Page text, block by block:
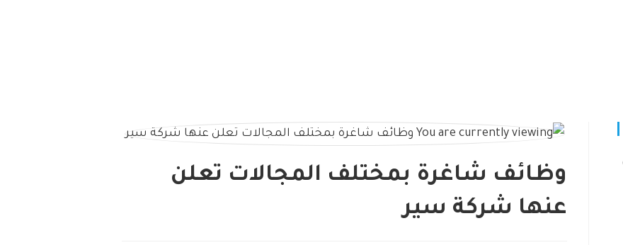
وظائف شاغرة بمختلف المجالات تعلن
عنها شركة سير